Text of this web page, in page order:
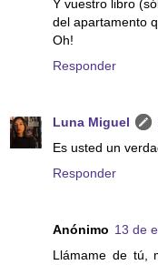
Y vuestro libro
del apartamento
Oh!
Responder
Luna Miguel
Es usted un
Responder
Anónimo 13 de
Llámame de tú,